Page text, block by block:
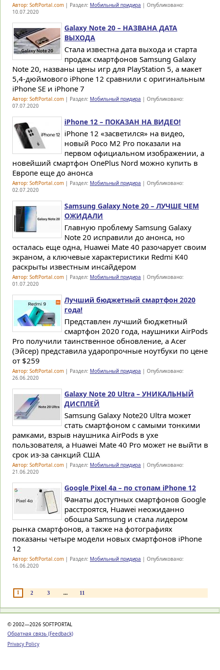
Автор: SoftPortal.com | Раздел: Мобильный придира | Опубликовано:
10.07.2020
Galaxy Note 20 – НАЗВАНА ДАТА
ВЫХОДА
Стала известна дата выхода и старта
продаж смартфонов Samsung Galaxy
Note 20, названы цены игр для PlayStation 5, а макет
5,4-дюймового iPhone 12 сравнили с оригинальным
iPhone SE и iPhone 7
Автор: SoftPortal.com | Раздел: Мобильный придира | Опубликовано:
07.07.2020
iPhone 12 – ПОКАЗАН НА ВИДЕО!
iPhone 12 «засветился» на видео,
новый Poco M2 Pro показали на
первом официальном изображении, а
новейший смартфон OnePlus Nord можно купить в
Европе еще до анонса
Автор: SoftPortal.com | Раздел: Мобильный придира | Опубликовано:
02.07.2020
Samsung Galaxy Note 20 – ЛУЧШЕ ЧЕМ
ОЖИДАЛИ
Главную проблему Samsung Galaxy
Note 20 исправили до анонса, но
осталась еще одна, Huawei Mate 40 разочарует своим
экраном, а ключевые характеристики Redmi K40
раскрыты известным инсайдером
Автор: SoftPortal.com | Раздел: Мобильный придира | Опубликовано:
01.07.2020
Лучший бюджетный смартфон 2020
года!
Представлен лучший бюджетный
смартфон 2020 года, наушники AirPods
Pro получили таинственное обновление, а Acer
(Эйсер) представила ударопрочные ноутбуки по цене
от $259
Автор: SoftPortal.com | Раздел: Мобильный придира | Опубликовано:
26.06.2020
Galaxy Note 20 Ultra – УНИКАЛЬНЫЙ
ДИСПЛЕЙ
Samsung Galaxy Note20 Ultra может
стать смартфоном с самыми тонкими
рамками, взрыв наушника AirPods в ухе
пользователя, а Huawei Mate 40 Pro может не выйти в
срок из-за санкций США
Автор: SoftPortal.com | Раздел: Мобильный придира | Опубликовано:
21.06.2020
Google Pixel 4a – по стопам iPhone 12
Фанаты доступных смартфонов Google
расстроятся, Huawei неожиданно
обошла Samsung и стала лидером
рынка смартфонов, а также на фотографиях
показаны четыре модели новых смартфонов iPhone
12
Автор: SoftPortal.com | Раздел: Мобильный придира | Опубликовано:
16.06.2020
1 2 3 ... 11
© 2002—2026 SOFTPORTAL
Обратная связь (Feedback)
Privacy Policy